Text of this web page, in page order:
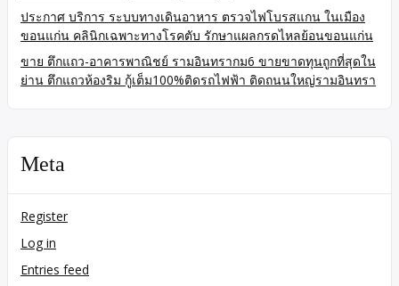
ประกาศ บริการ ระบบทางเดินอาหาร ตรวจไฟโบรสแกน ในเมือง
ขอนแก่น คลินิกเฉพาะทางโรคตับ รักษาแผลกรดไหลย้อนขอนแก่น
ขาย ตึกแถว-อาคารพาณิชย์ รามอินทรากม6 ขายขาดทุนถูกที่สุดใน
ย่าน ตึกแถวห้องริม กู้เต็ม100%ติดรถไฟฟ้า ติดถนนใหญ่รามอินทรา
Meta
Register
Log in
Entries feed